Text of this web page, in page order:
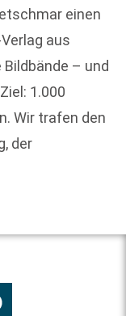
einen
aus
– und
1.000
Wir trafen den
der